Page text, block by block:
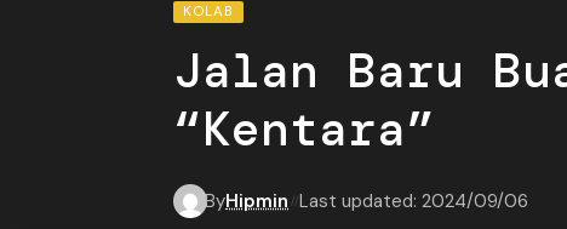
KOLAB
Jalan Baru
“Kentara”
ByHipmin Last updated: 2024/09/06